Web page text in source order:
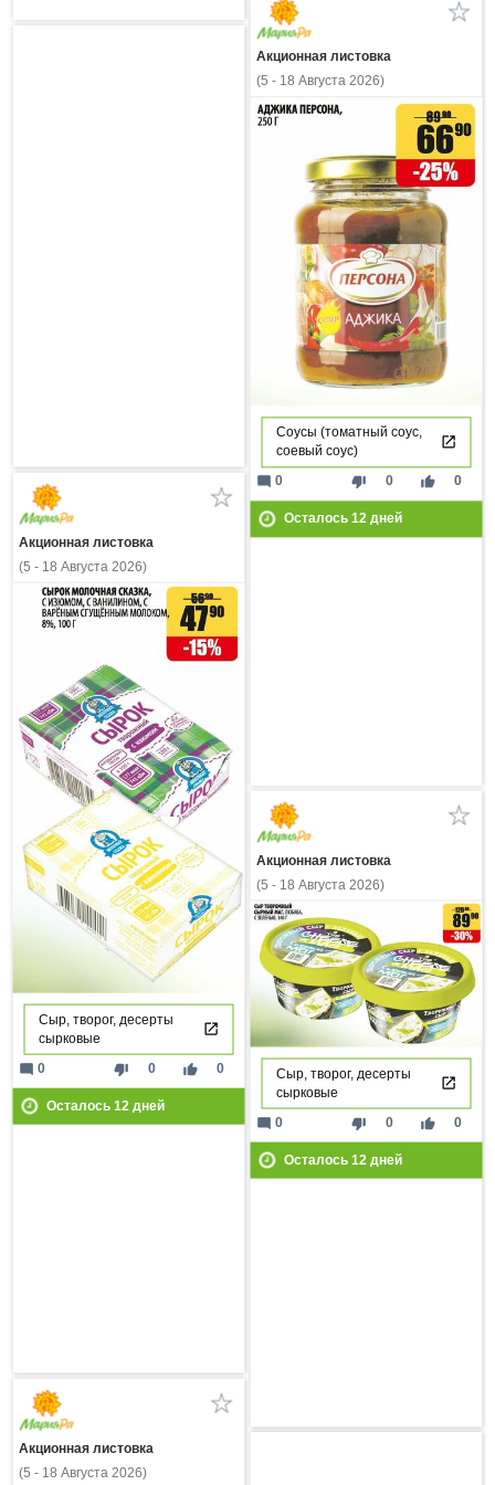
Акционная листовка
(5 - 18 Августа 2026)
Соусы (томатный соус,
соевый соус)
thumb_down 0 thumb_up 0
mode_comment 0
Осталось 12дней
Акционная листовка
(5 - 18 Августа 2026)
Сыр, творог, десерты
сырковые
thumb_down 0 thumb_up 0
mode_comment 0
Осталось 12дней
Акционная листовка
(5 - 18 Августа 2026)
Сыр, творог, десерты
сырковые
thumb_down 0 thumb_up 0
mode_comment 0
Осталось 12 дней
Акционная листовка
(5 - 18 Августа 2026)